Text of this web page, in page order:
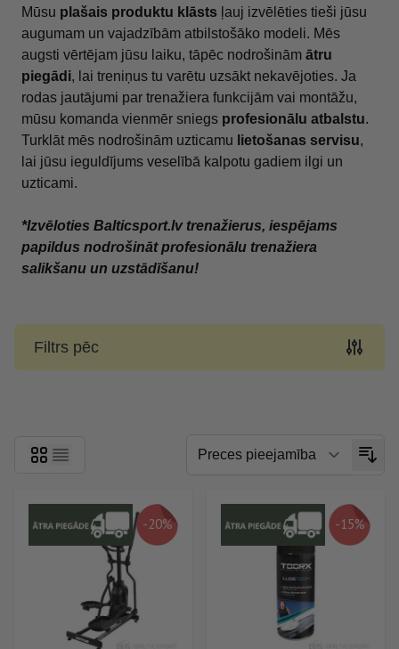
Mūsu plašais produktu klāsts ļauj izvēlēties tieši jūsu
augumam un vajadzībām atbilstošāko modeli. Mēs
augsti vērtējam jūsu laiku, tāpēc nodrošinām ātru
piegādi, lai treniņus tu varētu uzsākt nekavējoties. Ja
rodas jautājumi par trenažiera funkcijām vai montāžu,
mūsu komanda vienmēr sniegs profesionālu atbalstu.
Turklāt mēs nodrošinām uzticamu lietošanas servisu,
lai jūsu ieguldījums veselībā kalpotu gadiem ilgi un
uzticami.
*Izvēloties Balticsport.lv trenažierus, iespējams
papildus nodrošināt profesionālu trenažiera
salikšanu un uzstādīšanu!
Filtrs pēc
-20% -15%